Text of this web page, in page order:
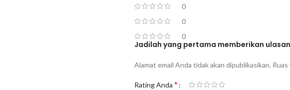
0
0
0
Jadilah yang pertama memberikan
Alamat email Anda tidak akan dipublikasikan.
Rating Anda *